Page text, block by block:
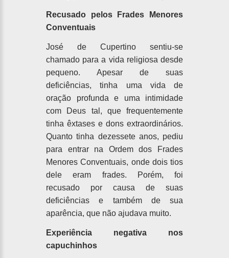
Recusado pelos Frades Menores
Conventuais
José de Cupertino sentiu-se
chamado para a vida religiosa desde
pequeno. Apesar de suas
deficiências, tinha uma vida de
oração profunda e uma intimidade
com Deus tal, que frequentemente
tinha êxtases e dons extraordinários.
Quanto tinha dezessete anos, pediu
para entrar na Ordem dos Frades
Menores Conventuais, onde dois tios
dele eram frades. Porém, foi
recusado por causa de suas
deficiências e também de sua
aparência, que não ajudava muito.
Experiência negativa nos
capuchinhos